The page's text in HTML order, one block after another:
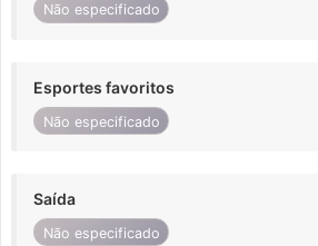
Não especificado
Esportes favoritos
Não especificado
Saída
Não especificado